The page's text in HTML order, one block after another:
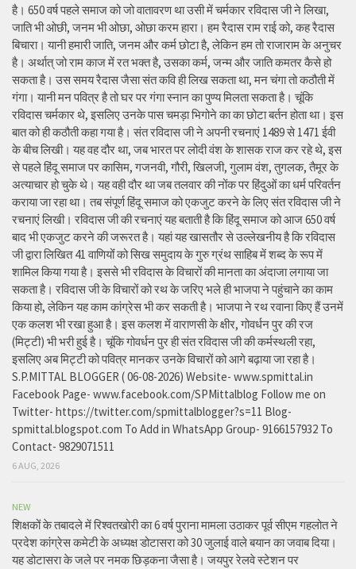
है। 650 वर्ष पहले समाज को जो वातावरण था उसी में चर्मकार रविदास जी ने लिखा,
जाति भी ओछी, जनम भी ओछा, ओछा करम हारा। हम रैदास राम राई को, कह रैदास
बिचारा। यानी हमारी जाति, जनम और कर्म छोटा है, लेकिन हम तो राजाराम के अनुचर
है। अर्थात् जो राम काज में रत भक्त है, उसका कर्म, जन्म और जाति कमतर कैसे हो
सकता है। उस समय रैदास जैसा संत कवि ही लिख सकता था, मन चंगा तो कठौती में
गंगा। यानी मन पवित्र है तो घर पर गंगा स्नान का पुण्य मिलता सकता है। चूंकि
रविदास चर्मकार थे, इसलिए उनके पास चमड़ा भिगोने का का छोटा बर्तन होता था। इस
बात को ही कठौती कहा गया है। संत रविदास जी ने अपनी रचनाएं 1489 से 1471 ईवी
के बीच लिखी। यह वह दौर था, जब भारत पर लोदी वंश के शासक राज कर रहे थे, इस
से पहले हिंदू समाज पर कासिम, गजनवी, गौरी, खिलजी, गुलाम वंश, तुगलक, तैमूर के
अत्याचार हो चुके थे। यह वही दौर था जब तलवार की नोंक पर हिंदुओं का धर्म परिवर्तन
कराया जा रहा था। तब संपूर्ण हिंदू समाज को एकजुट करने के लिए संत रविदास जी ने
रचनाएं लिखी। रविदास जी की रचनाएं यह बताती है कि हिंदू समाज को आज 650 वर्ष
बाद भी एकजुट करने की जरूरत है। यहां यह खासतौर से उल्लेखनीय है कि रविदास
जी द्वारा लिखित 41 वाणियोंं को सिख समुदाय के गुरु ग्रंथ साहिब में शब्द के रूप में
शामिल किया गया है। इससे भी रविदास के विचारों की मानता का अंदाजा लगाया जा
सकता है। रविदास जी के विचारों को रथ के जरिए भले ही भाजपा ने पहुंचाने का काम
किया हो, लेकिन यह काम कांग्रेस भी कर सकती है। भाजपा ने रथ रवाना किए हैं उनमें
एक कलश भी रखा हुआ है। इस कलश में वाराणसी के क्षीर, गोवर्धन पुर की रज
(मिट्टी) भी भरी हुई है। चूंकि गोवर्धन पुर ही संत रविदास जी की कर्मस्थली रहा,
इसलिए अब मिट्टी को पवित्र मानकर उनके विचारों को आगे बढ़ाया जा रहा है।
S.P.MITTAL BLOGGER ( 06-08-2026) Website- www.spmittal.in
Facebook Page- www.facebook.com/SPMittalblog Follow me on
Twitter- https://twitter.com/spmittalblogger?s=11 Blog-
spmittal.blogspot.com To Add in WhatsApp Group- 9166157932 To
Contact- 9829071511
6 AUG, 2026
NEW
शिक्षकों के तबादले में रिश्वतखोरी का 6 वर्ष पुराना मामला उठाकर पूर्व सीएम गहलोत ने
प्रदेश कांग्रेस कमेटी के अध्यक्ष डोटासरा को 30 जुलाई वाले बयान का जवाब दिया।
यह डोटासरा के जले पर नमक छिड़कना जैसा है। जयपुर रेलवे स्टेशन पर